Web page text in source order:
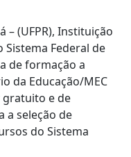
– (UFPR), Instituição
Federal de
de formação a
da Educação/MEC
e de
a seleção de
do Sistema